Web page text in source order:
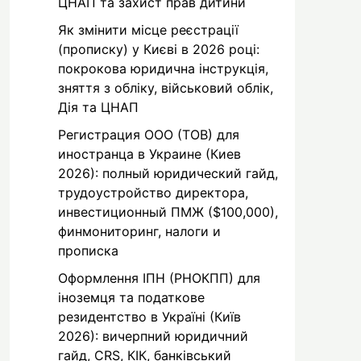
Як змінити місце реєстрації
(прописку) у Києві в 2026 році:
покрокова юридична інструкція,
зняття з обліку, військовий облік,
Дія та ЦНАП
Регистрация ООО (ТОВ) для
иностранца в Украине (Киев
2026): полный юридический гайд,
трудоустройство директора,
инвестиционный ПМЖ ($100,000),
финмониторинг, налоги и
прописка
Оформлення ІПН (РНОКПП) для
іноземця та податкове
резидентство в Україні (Київ
2026): вичерпний юридичний
гайд, CRS, КІК, банківський